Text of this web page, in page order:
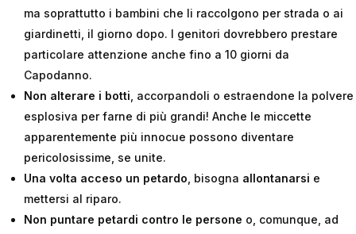
ma soprattutto i bambini che li raccolgono per strada o ai
giardinetti, il giorno dopo. I genitori dovrebbero prestare
particolare attenzione anche fino a 10 giorni da
Capodanno.
Non alterare i botti , accorpandoli o estraendone la polvere
esplosiva per farne di più grandi! Anche le miccette
apparentemente più innocue possono diventare
pericolosissime, se unite.
Una volta acceso un petardo , bisogna allontanarsi e
mettersi al riparo.
Non puntare petardi contro le persone o, comunque, ad